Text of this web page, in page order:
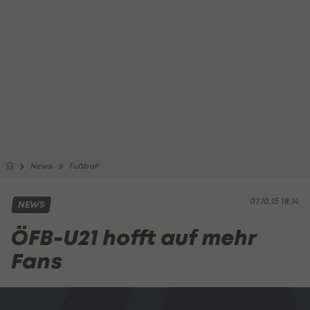
News Fußball
07.10.15 18:14
NEWS
ÖFB-U21 hofft auf mehr
Fans